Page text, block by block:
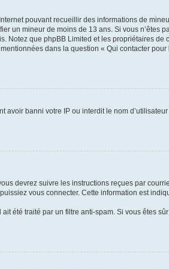
pouvant recueillir des informations de
un mineur de moins de 13 ans. Si vous n’êtes
Notez que phpBB Limited et les propriétaires de
dans la question « Qui contacter
banni votre IP ou interdit le nom
devrez suivre les instructions reçues par
vous connecter. Cette information est
été traité par un filtre anti-spam. Si vous êtes